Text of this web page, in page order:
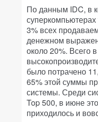
По данным IDC, в
3% всех
денежном
около 20%. Всего
было потрачено
65% этой суммы
системы. Среди
Top 500, в июне
приходилось и